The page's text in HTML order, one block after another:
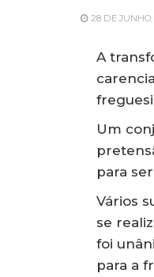
28 DE
A
Um
para
Vários
se
foi
para a